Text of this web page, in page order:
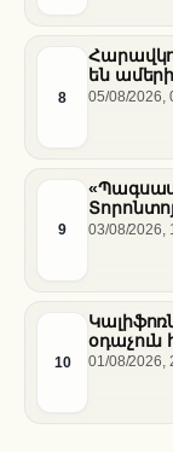
8
են
համար
05/08/2026,
9 03/08/2026,
10
օդաչուն
01/08/2026,